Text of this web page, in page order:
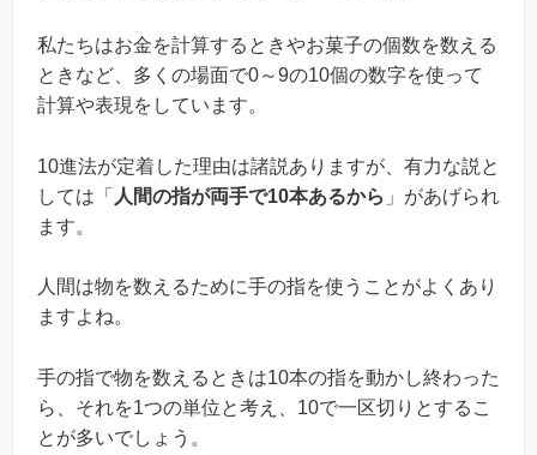
私たちはお金を計算するときやお菓子の個数を数える
ときなど、多くの場面で0～9の10個の数字を使って
計算や表現をしています。
10進法が定着した理由は諸説ありますが、有力な説と
しては「 人間の指が両手で10本あるから 」があげられ
ます。
人間は物を数えるために手の指を使うことがよくあり
ますよね。
手の指で物を数えるときは10本の指を動かし終わった
ら、それを1つの単位と考え、10で一区切りとするこ
とが多いでしょう。